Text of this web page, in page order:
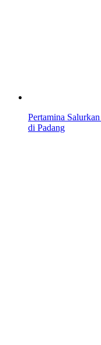
Pertamina
di Padang